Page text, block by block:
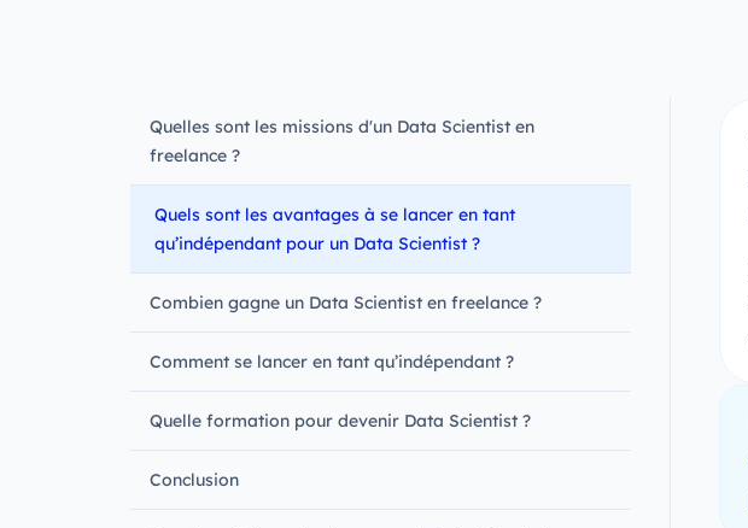
Quelles sont les missions d'un Data Scientist en
freelance ?
Quels sont les avantages à se lancer en tant
qu’indépendant pour un Data Scientist ?
Combien gagne un Data Scientist en freelance ?
Comment se lancer en tant qu’indépendant ?
Quelle formation pour devenir Data Scientist ?
Conclusion